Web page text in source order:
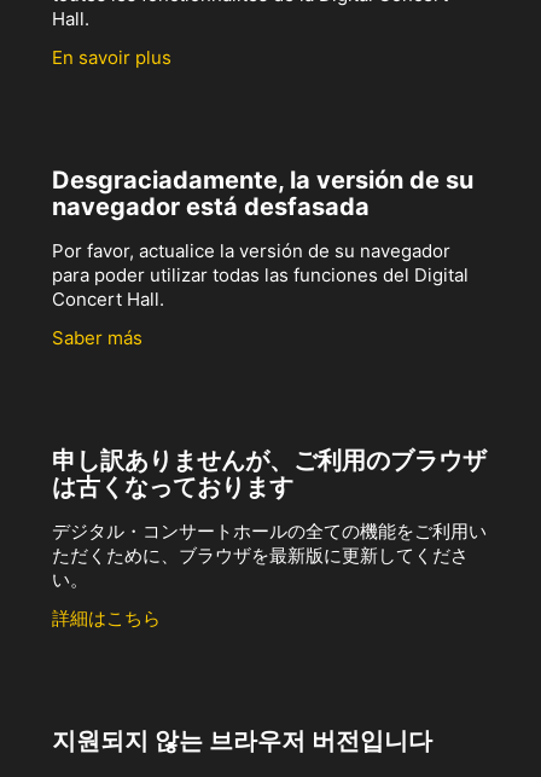
Hall.
En savoir plus
Desgraciadamente, la versión de su
navegador está desfasada
Por favor, actualice la versión de su navegador
para poder utilizar todas las funciones del Digital
Concert Hall.
Saber más
申し訳ありませんが、ご利用のブラウザ
は古くなっております
デジタル・コンサートホールの全ての機能をご利用い
ただくために、ブラウザを最新版に更新してくださ
い。
詳細はこちら
지원되지 않는 브라우저 버전입니다